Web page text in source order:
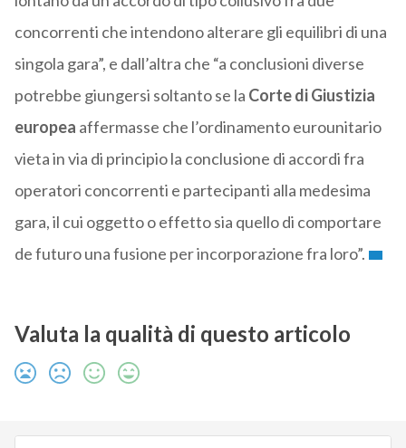
concorrenti che intendono alterare gli equilibri di una
singola gara”, e dall’altra che “a conclusioni diverse
potrebbe giungersi soltanto se la Corte di Giustizia
europea affermasse che l’ordinamento eurounitario
vieta in via di principio la conclusione di accordi fra
operatori concorrenti e partecipanti alla medesima
gara, il cui oggetto o effetto sia quello di comportare
de futuro una fusione per incorporazione fra loro”.
Valuta la qualità di questo articolo